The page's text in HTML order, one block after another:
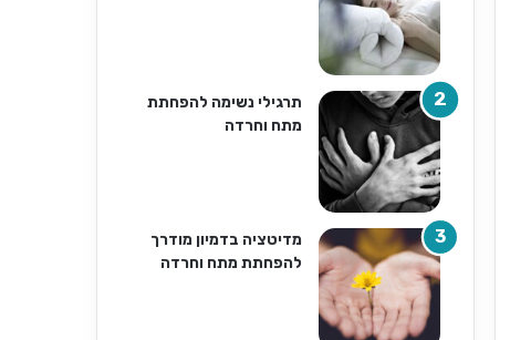
תרגילי נשימה להפחתת
מתח וחרדה
מדיטציה בדמיון מודרך
להפחתת מתח וחרדה